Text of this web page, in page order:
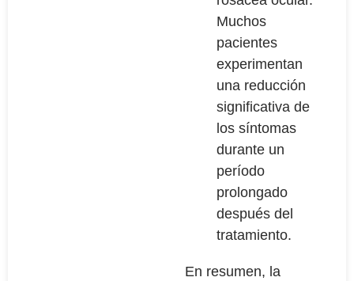
Muchos
pacientes
experimentan
una reducción
significativa de
los síntomas
durante un
período
prolongado
después del
tratamiento.
En resumen, la